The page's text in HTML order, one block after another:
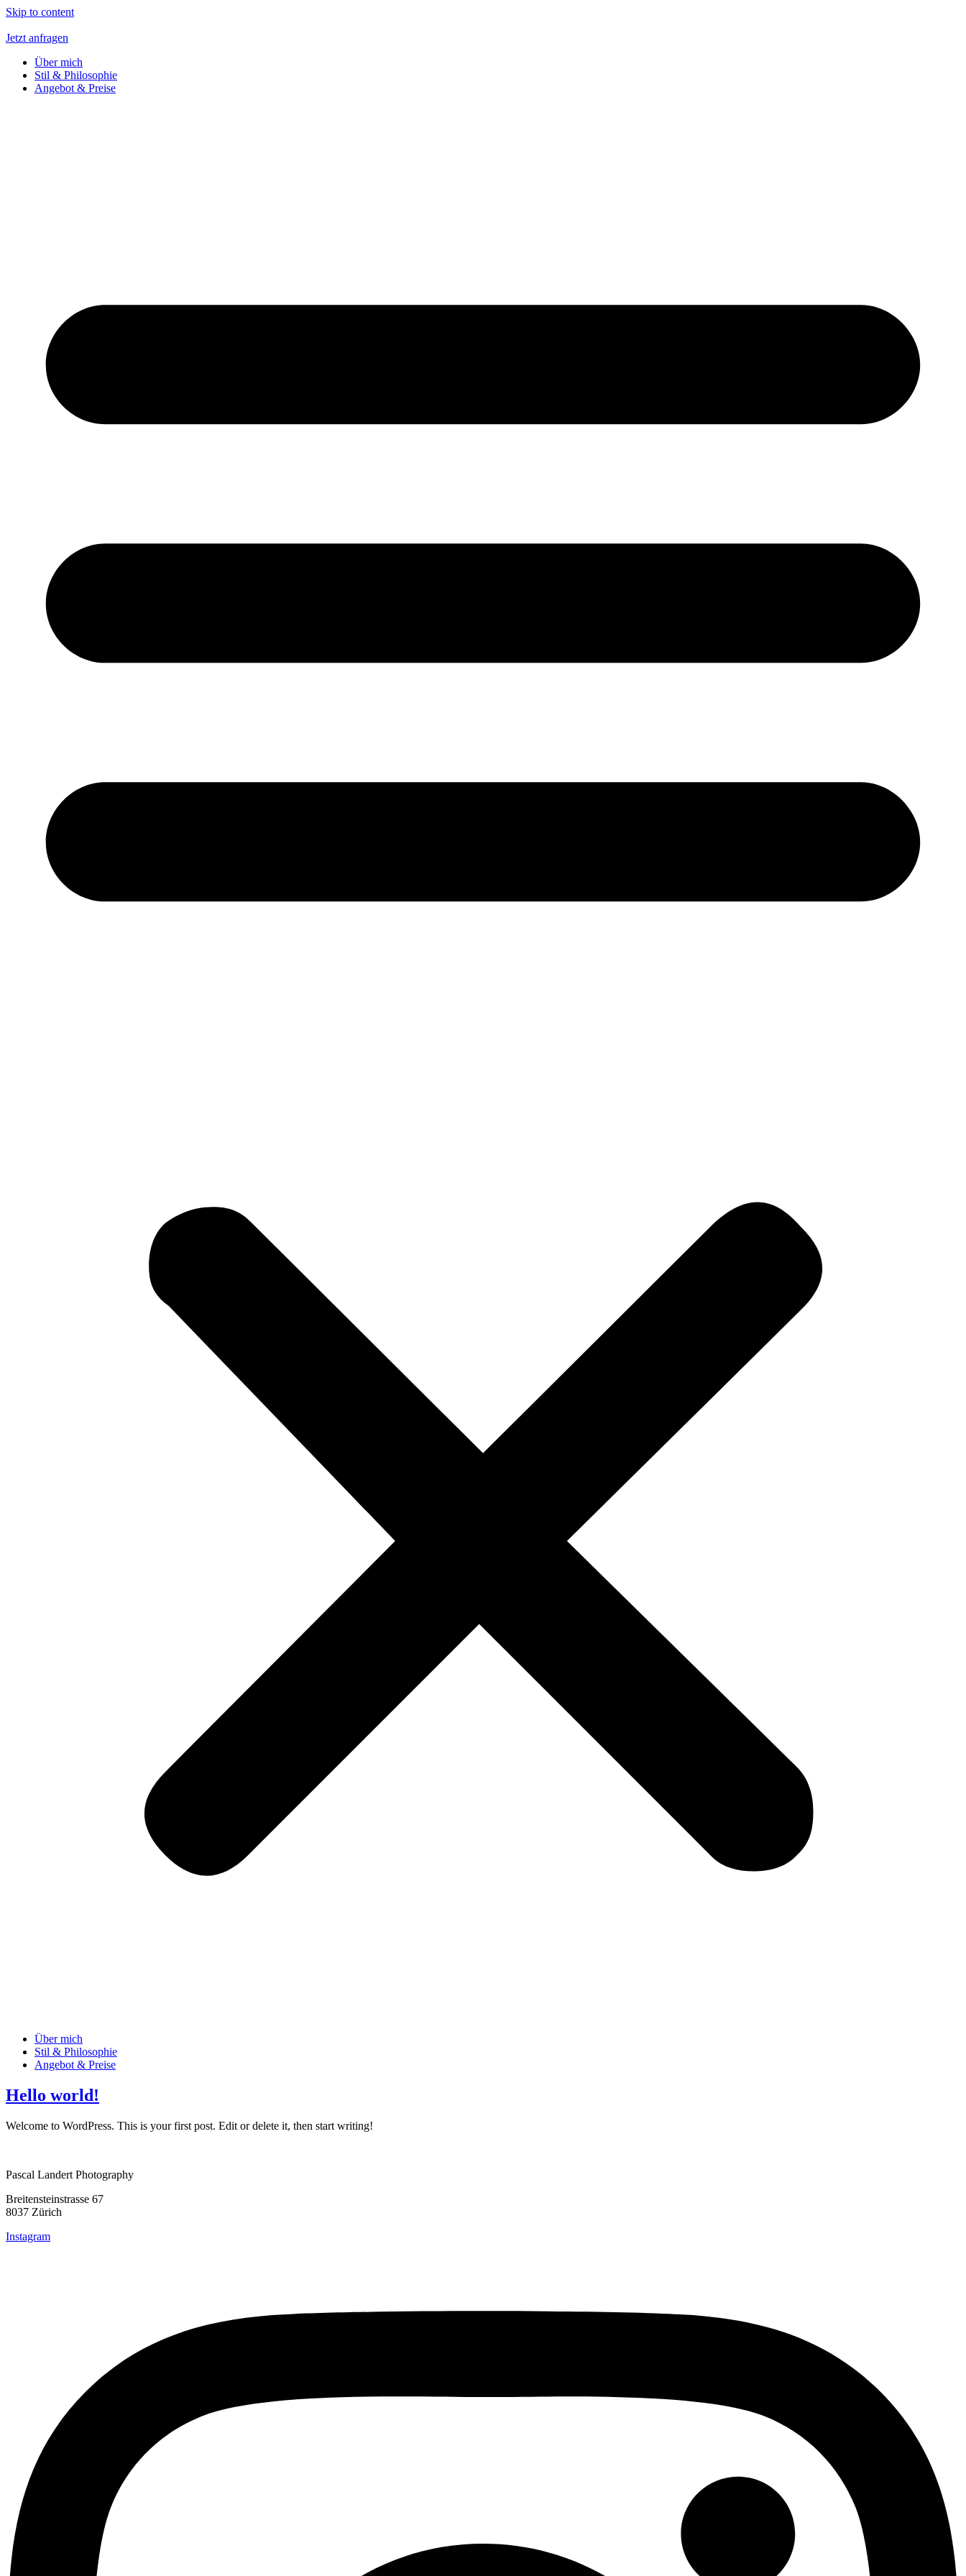
Skip to content
Jetzt anfragen
Über mich
Stil & Philosophie
Angebot & Preise
Über mich
Stil & Philosophie
Angebot & Preise
Hello world!
Welcome to WordPress. This is your first post. Edit or delete it, then start writing!
Pascal Landert Photography
Breitensteinstrasse 67
8037 Zürich
Instagram